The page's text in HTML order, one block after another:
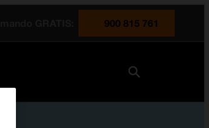
900 815 761